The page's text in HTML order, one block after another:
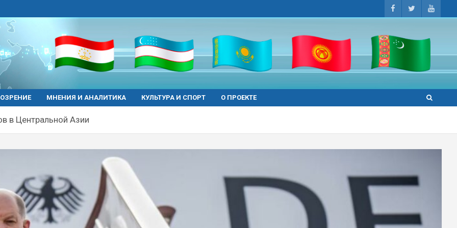
МНЕНИЯ И АНАЛИТИКА КУЛЬТУРА И СПОРТ О ПРОЕКТЕ
в Центральной Азии